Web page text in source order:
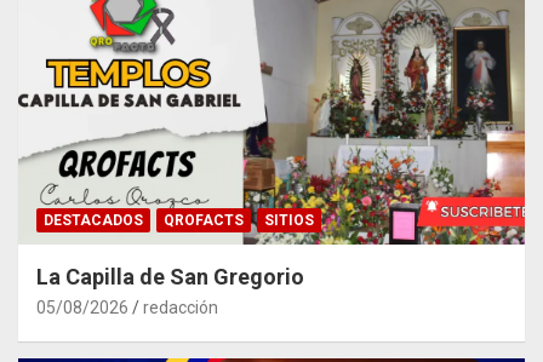
DESTACADOS QROFACTS SITIOS
La Capilla de San Gregorio
05/08/2026 redacción